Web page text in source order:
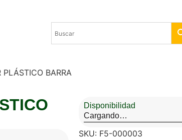
BARRA
Disponibilidad
Cargando…
SKU: F5-000003